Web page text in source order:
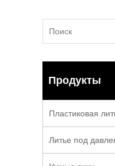
Продукты
Пластиковая
Литье под